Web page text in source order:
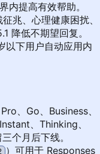
内提高有效帮助。
兆、心理健康困扰、
降低不期望回复。
以下用户自动应用内
、Go、Business、
、Thinking、
个月后下线。
）可用于 Responses